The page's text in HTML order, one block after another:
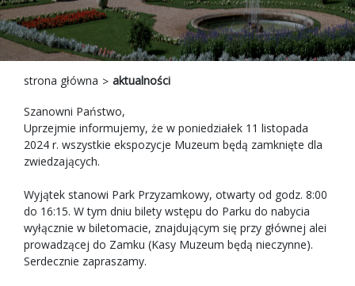
strona główna aktualności
Szanowni Państwo,
Uprzejmie informujemy, że w poniedziałek 11 listopada
2024 r. wszystkie ekspozycje Muzeum będą zamknięte dla
zwiedzających.
Wyjątek stanowi Park Przyzamkowy, otwarty od godz. 8:00
do 16:15. W tym dniu bilety wstępu do Parku do nabycia
wyłącznie w biletomacie, znajdującym się przy głównej alei
prowadzącej do Zamku (Kasy Muzeum będą nieczynne).
Serdecznie zapraszamy.